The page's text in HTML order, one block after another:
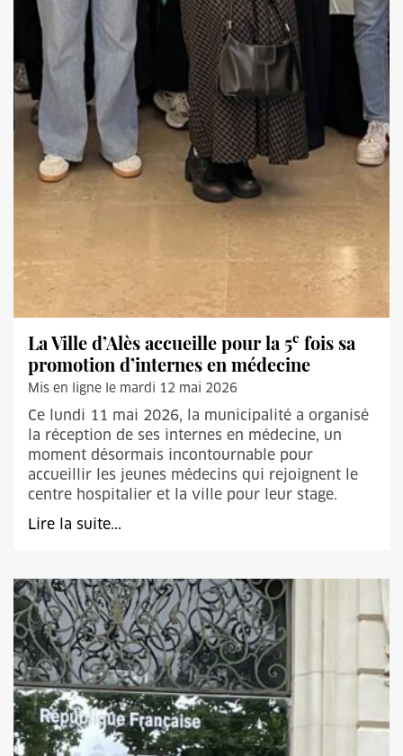
La Ville d’Alès accueille pour la 5e fois sa
promotion d’internes en médecine
Mis en ligne le mardi 12 mai 2026
Ce lundi 11 mai 2026, la municipalité a organisé
la réception de ses internes en médecine, un
moment désormais incontournable pour
accueillir les jeunes médecins qui rejoignent le
centre hospitalier et la ville pour leur stage.
Lire la suite...